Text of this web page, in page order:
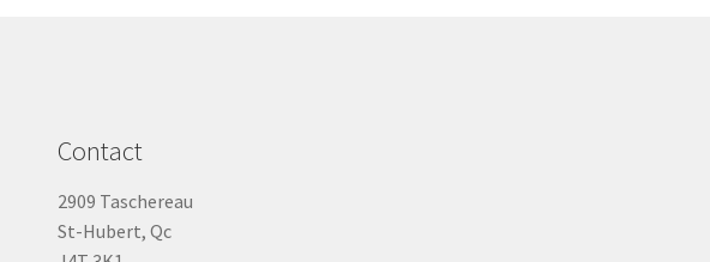
Contact
2909 Taschereau
St-Hubert, Qc